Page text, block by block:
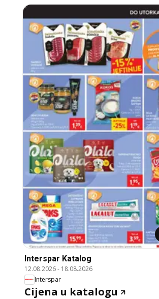
Interspar Katalog
12.08.2026- 18.08.2026
Interspar
Cijena u katalogu